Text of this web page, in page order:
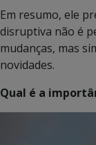
Em resumo, ele
disruptiva não é
mudanças, mas
novidades.
Qual é a